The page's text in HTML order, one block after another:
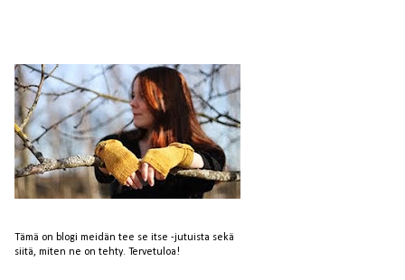
Tämä on blogi meidän tee se itse -jutuista sekä
siitä, miten ne on tehty. Tervetuloa!